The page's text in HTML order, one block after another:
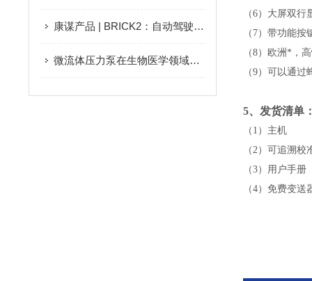
康谋产品 | BRICK2：自动驾驶测量平台
微流体压力泵在生物医学领域的应用有哪些？
（6）大屏双
（7）带功能
（8）欧洲*，
（9）可以通
5、发货清单
（1）主机
（2）可追溯校
（3）用户手册
（4）免费变送